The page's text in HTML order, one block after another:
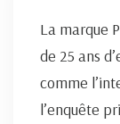
La marque
de 25 ans
comme
l’enquête